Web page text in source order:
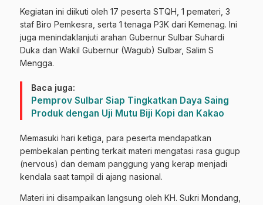
Kegiatan ini diikuti oleh 17 peserta STQH, 1 pemateri, 3
staf Biro Pemkesra, serta 1 tenaga P3K dari Kemenag. Ini
juga menindaklanjuti arahan Gubernur Sulbar Suhardi
Duka dan Wakil Gubernur (Wagub) Sulbar, Salim S
Mengga.
Baca juga:
Pemprov Sulbar Siap Tingkatkan Daya Saing
Produk dengan Uji Mutu Biji Kopi dan Kakao
Memasuki hari ketiga, para peserta mendapatkan
pembekalan penting terkait materi mengatasi rasa gugup
(nervous) dan demam panggung yang kerap menjadi
kendala saat tampil di ajang nasional.
Materi ini disampaikan langsung oleh KH. Sukri Mondang,